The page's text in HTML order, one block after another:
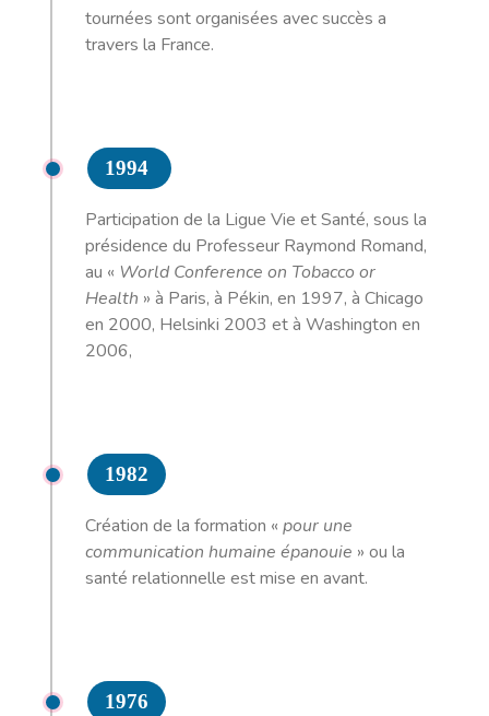
tournées sont organisées avec succès a
travers la France.
1994
Participation de la Ligue Vie et Santé, sous la
présidence du Professeur Raymond Romand,
au « World Conference on Tobacco or
Health » à Paris, à Pékin, en 1997, à Chicago
en 2000, Helsinki 2003 et à Washington en
2006,
1982
Création de la formation «pour une
communication humaine épanouie » ou la
santé relationnelle est mise en avant.
1976